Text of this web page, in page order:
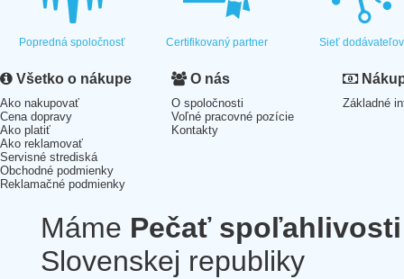
Popredná spoločnosť Certifikovaný partner Sieť dodávateľov
Všetko o nákupe
Ako nakupovať
Cena dopravy
Ako platiť
Ako reklamovať
Servisné strediská
Obchodné podmienky
Reklamačné podmienky
O nás
O spoločnosti
Voľné pracovné pozície
Kontakty
Základné
Máme Pečať spoľahlivosti
Slovenskej republiky